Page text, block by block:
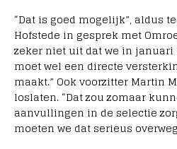
“Dat is goed mogelijk”, aldus
Hofstede in gesprek met
zeker niet uit dat we in januari
moet wel een directe
maakt.” Ook voorzitter Martin
loslaten. “Dat zou zomaar
aanvullingen in de selectie
moeten we dat serieus